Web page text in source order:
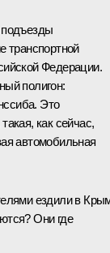
подъезды
транспортной
Федерации.
полигон:
Это
как сейчас,
автомобильная
ездили в
Они где